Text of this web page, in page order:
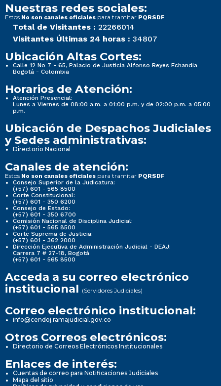
Nuestras redes sociales:
Estos No son canales oficiales para tramitar PQRSDF
Total de Visitantes : 22266014
Visitantes Últimas 24 horas : 34807
Ubicación Altas Cortes:
Calle 12 No 7 - 65, Palacio de Justicia Alfonso Reyes Echandía
Bogotá - Colombia
Horarios de Atención:
Atención Presencial:
Lunes a Viernes de 08:00 a.m. a 01:00 p.m. y de 02:00 p.m. a 05:00
p.m.
Ubicación de Despachos Judiciales
y Sedes administrativas:
Directorio Nacional
Canales de atención:
Estos No son canales oficiales para tramitar PQRSDF
Consejo Superior de la Judicatura:
(+57) 601 - 565 8500
Corte Constitucional:
(+57) 601 - 350 6200
Consejo de Estado:
(+57) 601 - 350 6700
Comisión Nacional de Disciplina Judicial:
(+57) 601 - 565 8500
Corte Suprema de Justicia:
(+57) 601 - 362 2000
Dirección Ejecutiva de Administración Judicial - DEAJ:
Carrera 7 # 27-18, Bogotá
(+57) 601 - 565 8500
Acceda a su correo electrónico
institucional (Servidores Judiciales)
Correo electrónico institucional:
info@cendoj.ramajudicial.gov.co
Otros Correos electrónicos:
Directorio de Correos Electrónicos Institucionales
Enlaces de interés:
Cuentas de correo para Notificaciones Judiciales
Mapa del sitio